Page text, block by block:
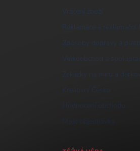
Vrácení zboží
Reklamace a reklamační
Způsoby dopravy a
Velkoobchod a
Zakázky na míru a
Kreativní Česko